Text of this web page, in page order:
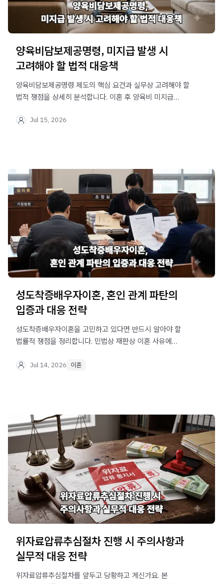
양육비담보제공명령, 미지급 발생 시
고려해야 할 법적 대응책
양육비담보제공명령 제도의 핵심 요건과 실무상 고려해야 할
법적 쟁점을 상세히 분석합니다. 이혼 후 양육비 미지급
정리했습니다.
Jul 15, 2026
성도착증배우자이혼, 혼인 관계 파탄의
입증과 대응 전략
성도착증배우자이혼을 고민하고 있다면 반드시 알아야 할
법률적 쟁점을 정리합니다. 민법상 재판상 이혼 사유에
안내해 드립니다.
Jul 14, 2026 이혼
위자료압류추심절차 진행 시 주의사항과
실무적 대응 전략
위자료압류추심절차를 앞두고 당황하고 계신가요. 본